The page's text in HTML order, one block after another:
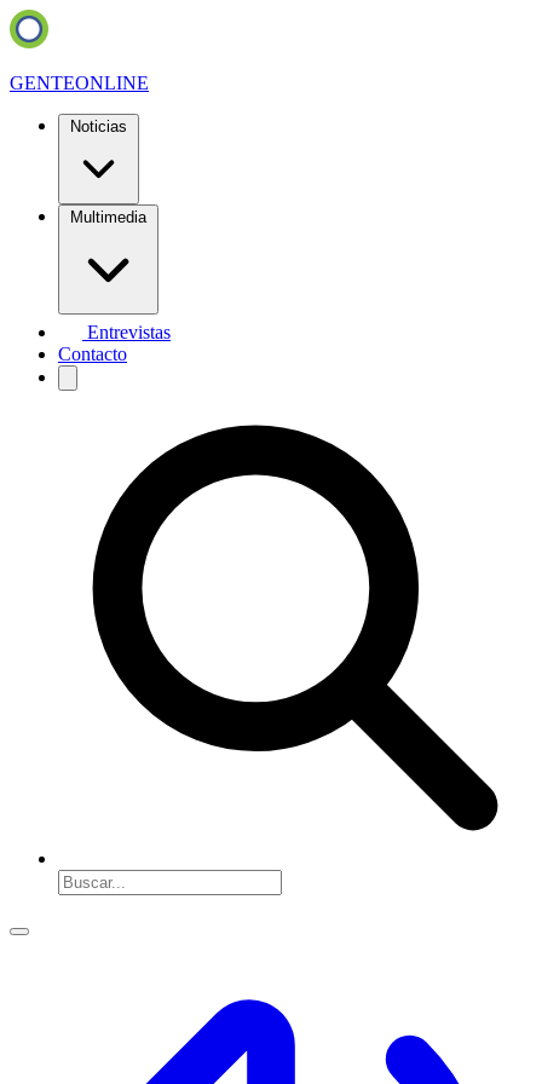
GENTEONLINE
Noticias
Multimedia
Entrevistas
Contacto